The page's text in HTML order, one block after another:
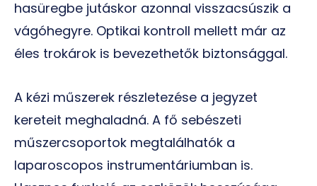
hasüregbe jutáskor azonnal visszacsúszik a
vágóhegyre. Optikai kontroll mellett már az
éles trokárok is bevezethetők biztonsággal.
A kézi műszerek részletezése a jegyzet
kereteit meghaladná. A fő sebészeti
műszercsoportok megtalálhatók a
laparoscopos instrumentáriumban is.